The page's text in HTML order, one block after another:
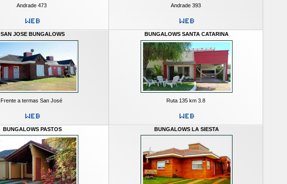
Andrade 473 Andrade 393
SAN JOSE BUNGALOWS
Frente a termas San José
BUNGALOWS SANTA CATARINA
Ruta 135 km 3.8
BUNGALOWS PASTOS BUNGALOWS LA SIESTA